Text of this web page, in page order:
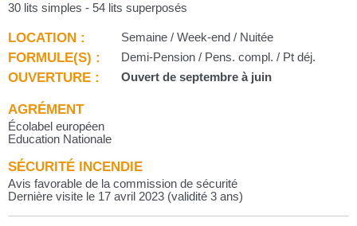
30 lits simples - 54 lits superposés
LOCATION : Semaine / Week-end / Nuitée
FORMULE(S) : Demi-Pension / Pens. compl. / Pt déj.
OUVERTURE : Ouvert de septembre à juin
AGRÉMENT
Écolabel européen
Education Nationale
SÉCURITÉ INCENDIE
Avis favorable de la commission de sécurité
Dernière visite le 17 avril 2023 (validité 3 ans)